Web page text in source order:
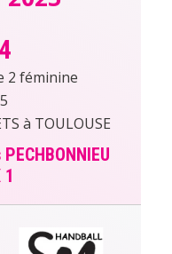
2 féminine
à TOULOUSE
1